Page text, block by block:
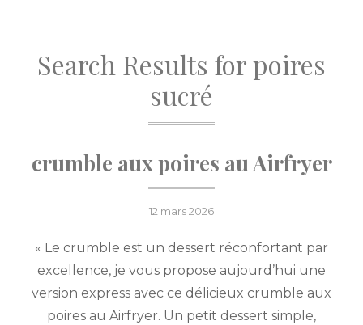
Search Results forpoires
sucré
crumble aux poires au Airfryer
Posted
12 mars 2026
« Le crumble est un dessert réconfortant par
excellence, je vous propose aujourd’hui une
version express avec ce délicieux crumble aux
poires au Airfryer. Un petit dessert simple,